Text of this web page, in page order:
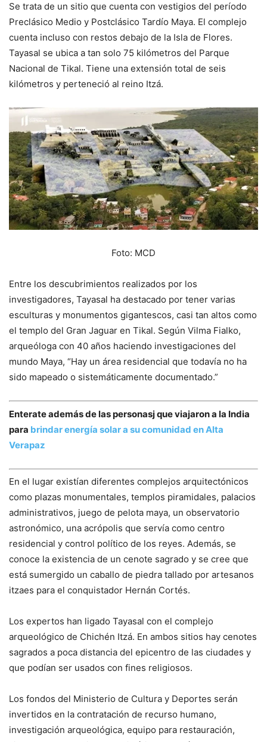
Se trata de un sitio que cuenta con vestigios del período
Preclásico Medio y Postclásico Tardío Maya. El complejo
cuenta incluso con restos debajo de la Isla de Flores.
Tayasal se ubica a tan solo 75 kilómetros del Parque
Nacional de Tikal. Tiene una extensión total de seis
kilómetros y perteneció al reino Itzá.
Foto: MCD
Entre los descubrimientos realizados por los
investigadores, Tayasal ha destacado por tener varias
esculturas y monumentos gigantescos, casi tan altos como
el templo del Gran Jaguar en Tikal. Según Vilma Fialko,
arqueóloga con 40 años haciendo investigaciones del
mundo Maya, “Hay un área residencial que todavía no ha
sido mapeado o sistemáticamente documentado.”
Enterate además de las personasj que viajaron a la India
para brindar energía solar a su comunidad en Alta
Verapaz
En el lugar existían diferentes complejos arquitectónicos
como plazas monumentales, templos piramidales, palacios
administrativos, juego de pelota maya, un observatorio
astronómico, una acrópolis que servía como centro
residencial y control político de los reyes. Además, se
conoce la existencia de un cenote sagrado y se cree que
está sumergido un caballo de piedra tallado por artesanos
itzaes para el conquistador Hernán Cortés.
Los expertos han ligado Tayasal con el complejo
arqueológico de Chichén Itzá. En ambos sitios hay cenotes
sagrados a poca distancia del epicentro de las ciudades y
que podían ser usados con fines religiosos.
Los fondos del Ministerio de Cultura y Deportes serán
invertidos en la contratación de recurso humano,
investigación arqueológica, equipo para restauración,